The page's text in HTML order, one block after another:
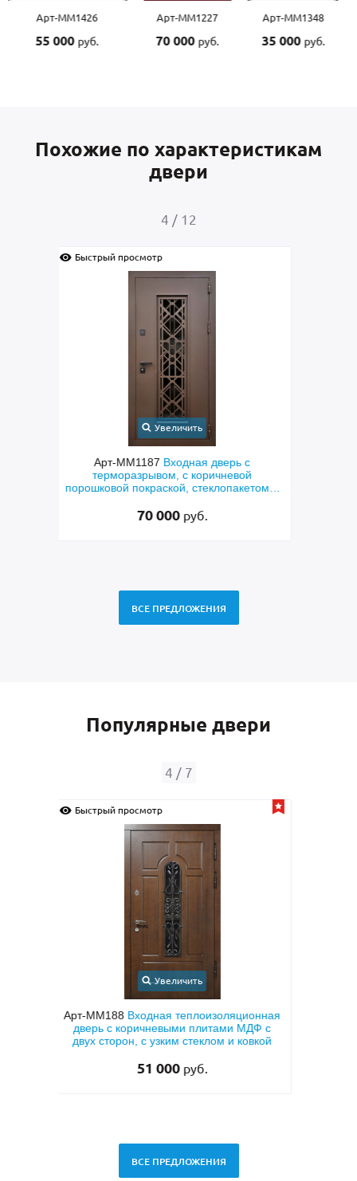
Арт-ММ1227
70 000руб.
Арт-ММ1348
35 000руб.
Арт-ММ1507
55 000руб.
Похожие по характеристикам
двери
4 / 12
Быстрый просмотр
Увеличить
Арт-ММ1384Входная дверь с
металлофиленкой, бугельной ручкой и
порошковым напылением RAL 7021
45 000руб.
ВСЕ ПРЕДЛОЖЕНИЯ
Популярные двери
4 / 7
Быстрый просмотр
Увеличить
Арт-ММ24Входная дверь с порошковым
напылением «серый шелк» и МДФ ПВХ
для квартиры
33 000руб.
ВСЕ ПРЕДЛОЖЕНИЯ